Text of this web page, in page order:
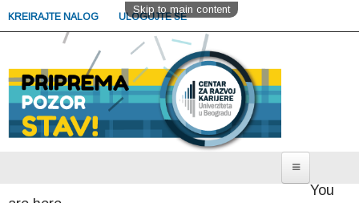
Skip to main content
KREIRAJTE NALOG ULOGUJTE SE
Sekcija za studente
You